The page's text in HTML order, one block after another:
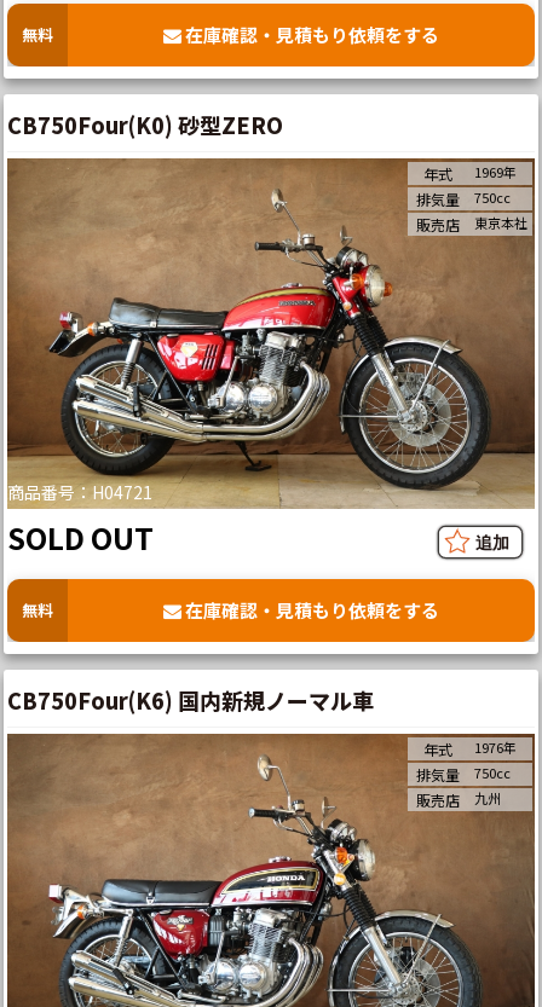
無料 在庫確認・見積もり依頼をする
CB750Four(K0) 砂型ZERO
商品番号：H04721
年式 1969年
排気量 750cc
販売店 東京本社
SOLD OUT
無料 在庫確認・見積もり依頼をする
CB750Four(K6) 国内新規ノーマル車
年式 1976年
排気量 750cc
販売店 九州